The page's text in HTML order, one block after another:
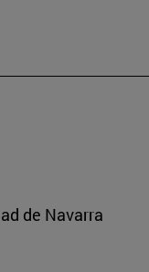
de Navarra